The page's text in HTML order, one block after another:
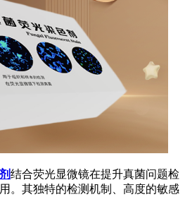
结合荧光显微镜在提升真菌问题检
。其独特的检测机制、高度的敏感